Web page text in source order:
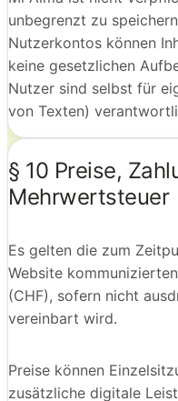
unbegrenzt zu
Nutzerkontos können
keine gesetzlichen
Nutzer sind selbst für
von Texten)
§ 10 Preise,
Mehrwertsteuer
Es gelten die zum
Website
(CHF), sofern nicht
vereinbart wird.
Preise können
zusätzliche digitale